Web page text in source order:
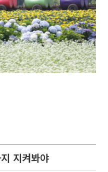
지켜봐야